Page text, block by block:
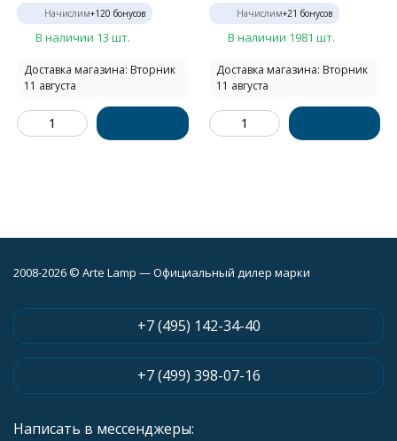
Начислим+120 бонусов
В наличии 13 шт.
Доставка магазина: Вторник
11 августа
Начислим+21 бонусов
В наличии 1981 шт.
Доставка магазина: Вторник
11 августа
2008-2026 © Arte Lamp — Официальный дилер марки
+7 (495) 142-34-40
+7 (499) 398-07-16
Написать в мессенджеры: